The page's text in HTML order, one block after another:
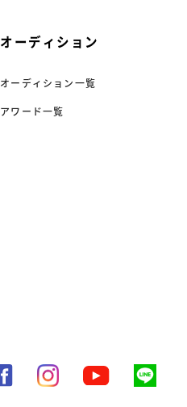
オーディション
オーディション一覧
アワード一覧